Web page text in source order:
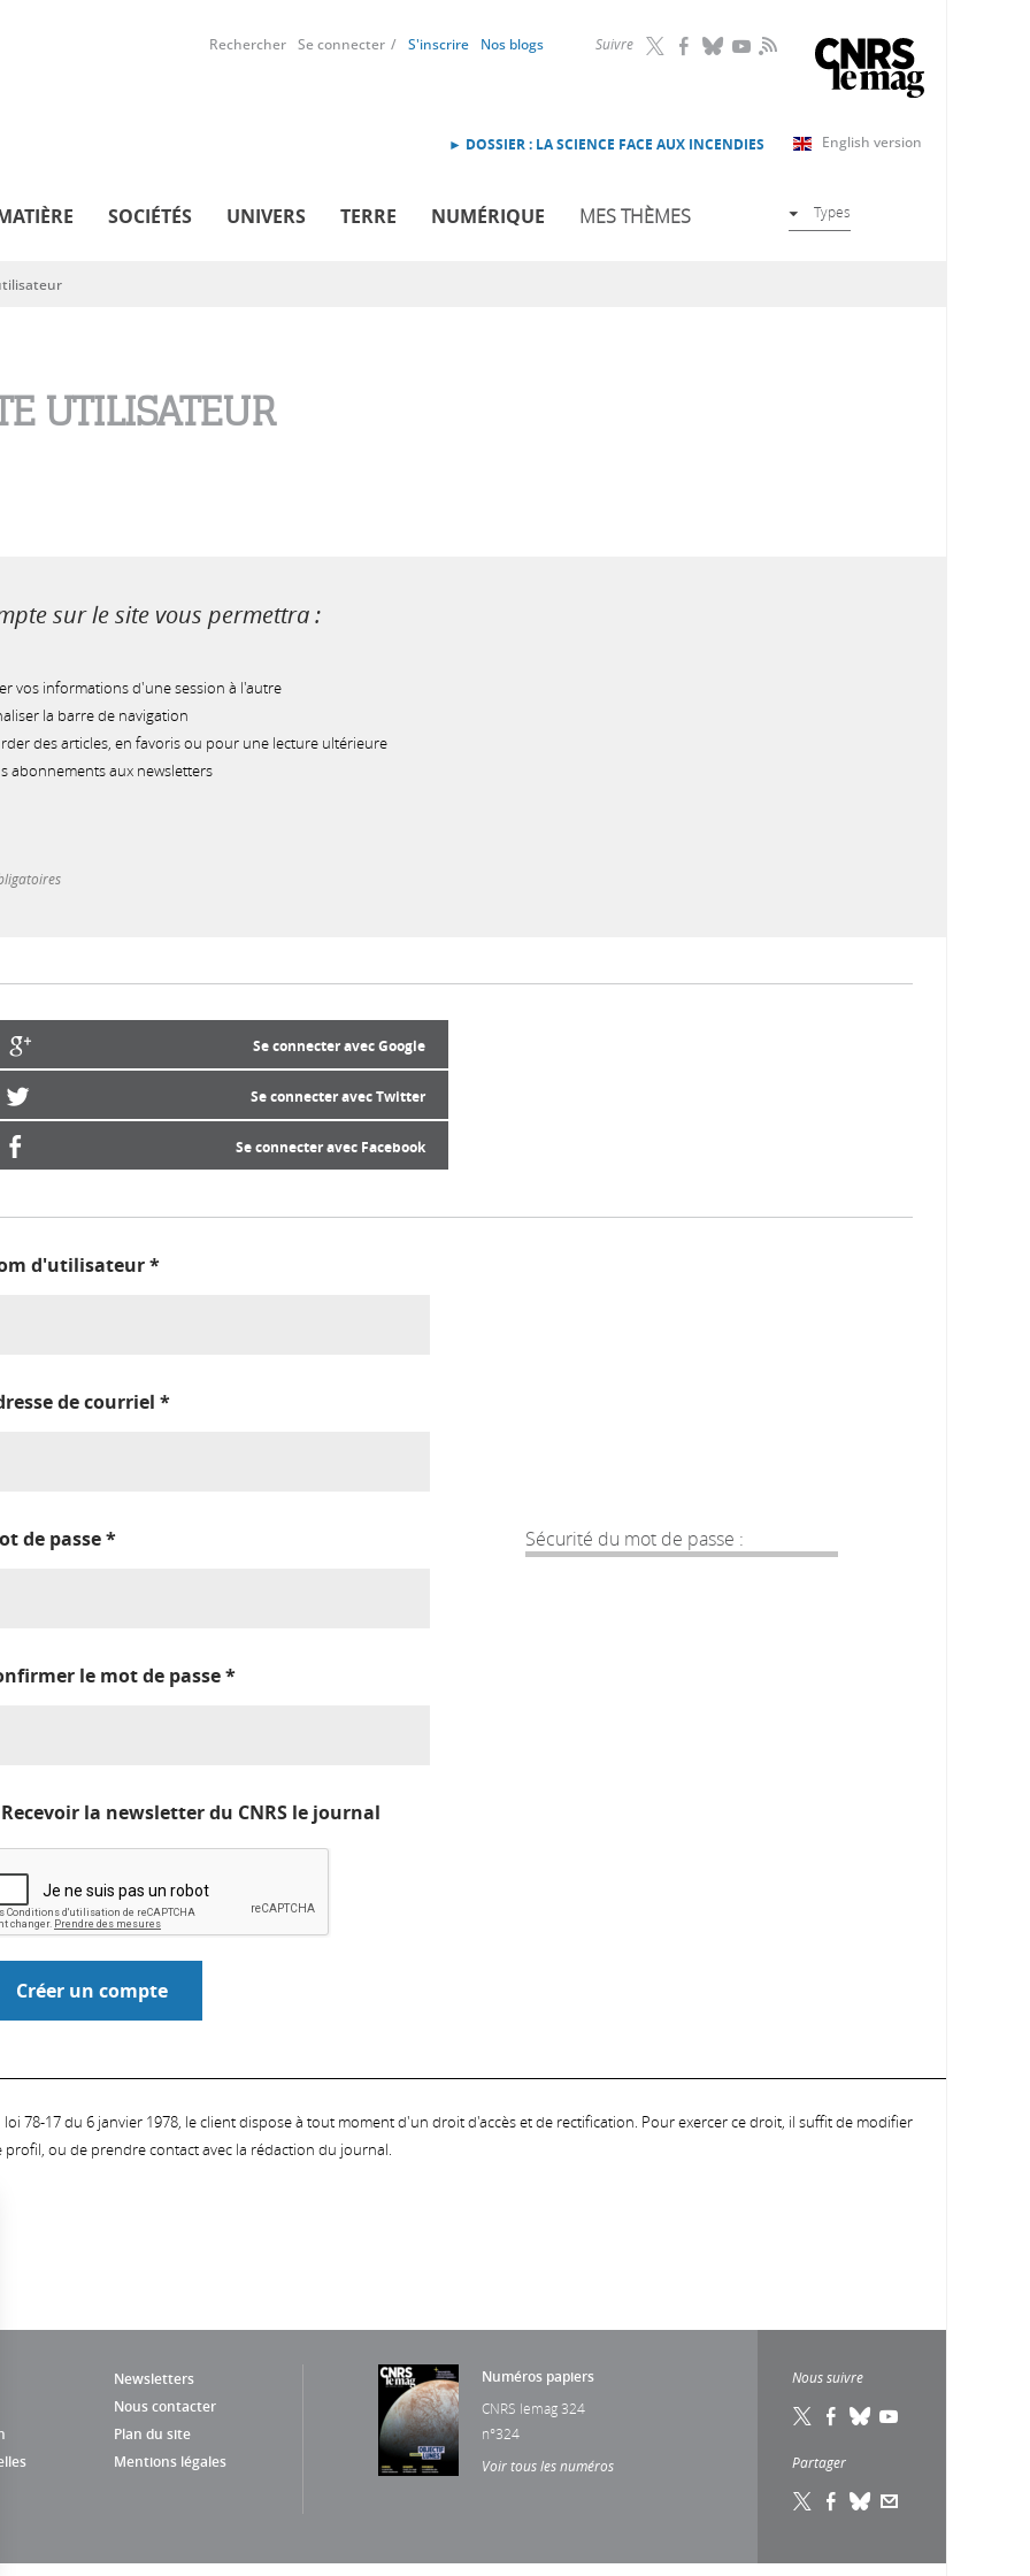
Suivre RSS
Rechercher Se connecter S'inscrire Nos blogs
English version
► DOSSIER : LA SCIENCE FACE AUX INCENDIES
SOCIÉTÉS UNIVERS TERRE NUMÉRIQUE MES THÈMES Types
UTILISATEUR
sur le site vous permettra :
vos informations d'une session à l'autre
la barre de navigation
des articles, en favoris ou pour une lecture ultérieure
abonnements aux newsletters
Se connecter avec Google
Se connecter avec Twitter
Se connecter avec Facebook
d'utilisateur*
de courriel *
Sécurité du mot de passe :
de passe*
le mot de passe*
Recevoir la newsletter du CNRS le journal
78-17 du 6 janvier 1978, le client dispose à tout moment d'un droit d'accès et de rectification. Pour exercer ce droit, il suffit de modifier
ou de prendre contact avec la rédaction du journal.
Newsletters
Nous contacter
Plan du site
Mentions légales
Numéros papiers
CNRS lemag 324
n°324
Voir tous les numéros
Nous suivre
Partager